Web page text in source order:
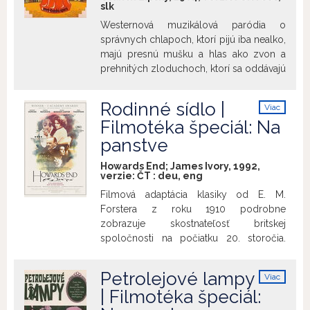
svet v stave odovzdaného spočinutia vo
všeobíjmajúcom chaosu a samospádom
napredujúcu civilizáciu. V meste
postihnutom fatálnym dopravným
kolapsom rozvíja reťazec voľne
obyčajných ľudí apatickú absurditu
súčasnej ľudskej existencie. Plagát:
imdb.com
slk
Westernová muzikálová paródia o
správnych chlapoch, ktorí pijú iba nealko,
majú presnú mušku a hlas ako zvon a
prehnitých zloduchoch, ktorí sa oddávajú
nekončiacom súboji dobra a zla. Nealko
vs alko...
Viac
info
Rodinné sídlo |
Filmotéka špeciál: Na
panstve
Howards End; James Ivory, 1992,
verzie: ČT : deu, eng
Filmová adaptácia klasiky od E. M.
Forstera z roku 1910 podrobne
zobrazuje skostnateľosť britskej
spoločnosti na počiatku 20. storočia.
ktorá zdedí časť pozostalosti Ruth
Wilcox (Vanessa Redgrave), ženy z
Viac
Petrolejové lampy
| Filmotéka špeciál: